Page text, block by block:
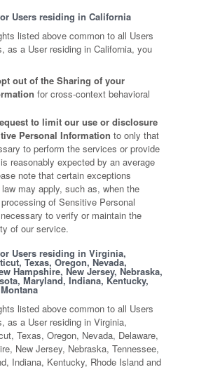
Users residing in California
listed above common to all Users
as a User residing in California, you
out of the Sharing of your
for cross-context behavioral
to limit our use or disclosure
Personal Information to only that
to perform the services or provide
reasonably expected by an average
note that certain exceptions
may apply, such as, when the
of Sensitive Personal
to verify or maintain the
of our service.
Users residing in Virginia,
Texas, Oregon, Nevada,
Hampshire, New Jersey, Nebraska,
Maryland, Indiana, Kentucky,
listed above common to all Users
as a User residing in Virginia,
Texas, Oregon, Nevada, Delaware,
New Jersey, Nebraska, Tennessee,
Indiana, Kentucky, Rhode Island and